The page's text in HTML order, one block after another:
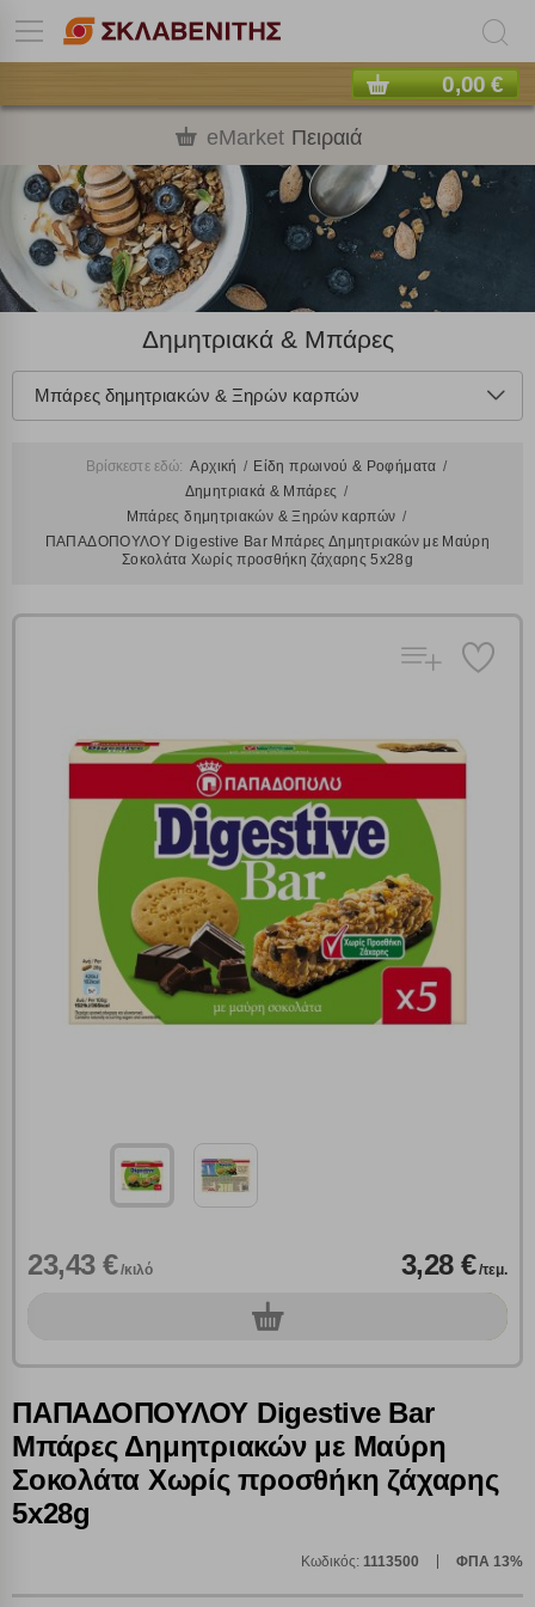
0,00 €
eMarket Πειραιά
Δημητριακά & Μπάρες
Μπάρες δημητριακών & Ξηρών καρπών
Βρίσκεστε εδώ: Αρχική
Είδη πρωινού & Ροφήματα
Δημητριακά & Μπάρες
Μπάρες δημητριακών & Ξηρών καρπών
ΠΑΠΑΔΟΠΟΥΛΟΥ Digestive Bar Μπάρες Δημητριακών με Μαύρη
Σοκολάτα Χωρίς προσθήκη ζάχαρης 5x28g
23,43 €/κιλό 3,28 €/τεμ.
0τεμ.
ΠΑΠΑΔΟΠΟΥΛΟΥ Digestive Bar
Μπάρες Δημητριακών με Μαύρη
Σοκολάτα Χωρίς προσθήκη ζάχαρης
5x28g
Κωδικός: 1113500 ΦΠΑ 13%
Χρησιμοποιήστε τη για πιο γρήγορη αναζήτηση